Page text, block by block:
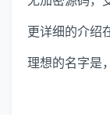
更详细的介绍
理想的名字是